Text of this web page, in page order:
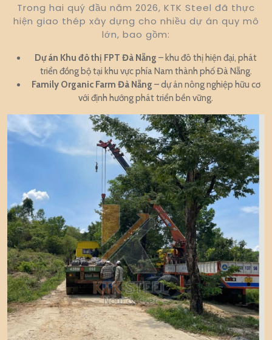
Trong hai quý đầu năm 2026, KTK Steel đã thực
hiện giao thép xây dựng cho nhiều dự án quy mô
lớn, bao gồm:
Dự án Khu đô thị FPT Đà Nẵng – khu đô thị hiện đại, phát
triển đồng bộ tại khu vực phía Nam thành phố Đà Nẵng.
Family Organic Farm Đà Nẵng – dự án nông nghiệp hữu cơ
với định hướng phát triển bền vững.